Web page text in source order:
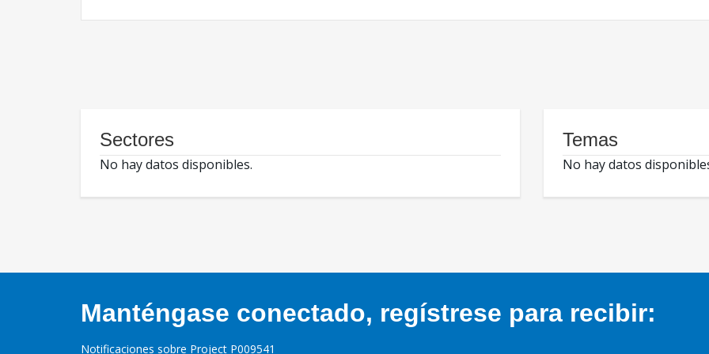
Sectores
No hay datos disponibles.
Temas
No hay datos
Manténgase conectado, regístrese para recibir:
Notificaciones sobre Project P009541